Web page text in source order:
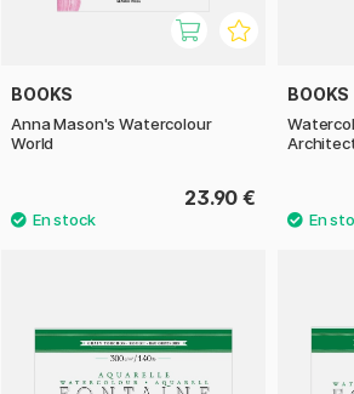
BOOKS
Anna Mason's Watercolour
World
23.90 €
BOOKS